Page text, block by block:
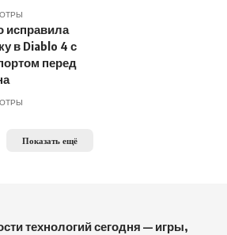
исправила
в Diablo 4 с
перед
Показать ещё
технологий сегодня — игры,